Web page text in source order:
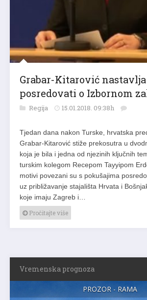
Grabar-Kitarović nastavlja
posredovati o Izbornom
Regija 15.01.2018. 09:38h
Tjedan dana nakon Turske, hrvatska
Grabar-Kitarović stiže prekosutra u
koja je bila i jedna od njezinih ključnih
turskim kolegom Recepom Tayyipom
motivi povezani su s pokušajima
uz približavanje stajališta Hrvata i
koje imaju Zagreb i…
Pročitajte više
Vremenska prognoza
PROZOR - RAMA